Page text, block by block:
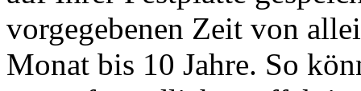
vorgegebenen Zeit von
Monat bis 10 Jahre. So